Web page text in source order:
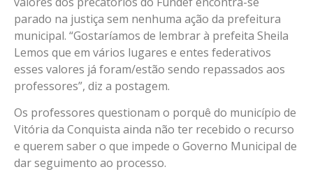
parado na justiça sem nenhuma ação da prefeitura
municipal. “Gostaríamos de lembrar à prefeita Sheila
Lemos que em vários lugares e entes federativos
esses valores já foram/estão sendo repassados aos
professores”, diz a postagem.
Os professores questionam o porquê do município de
Vitória da Conquista ainda não ter recebido o recurso
e querem saber o que impede o Governo Municipal de
dar seguimento ao processo.